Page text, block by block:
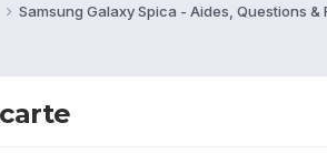
Samsung Galaxy Spica - Aides, Questions &